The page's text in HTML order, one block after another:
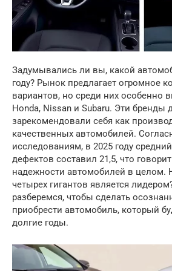
Задумывались ли вы, какой
году? Рынок предлагает огромное
вариантов, но среди них особенно
Honda, Nissan и Subaru. Эти бренды
зарекомендовали себя как
качественных автомобилей.
исследованиям, в 2025 году
дефектов составил 21,5, что
надежности автомобилей в целом.
четырех гигантов является
разберемся, чтобы сделать
приобрести автомобиль, который
долгие годы.